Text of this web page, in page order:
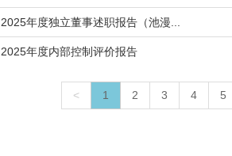
2025年度独立董事述职报告（池漫...
2025年度内部控制评价报告
< 1 2 3 4 5